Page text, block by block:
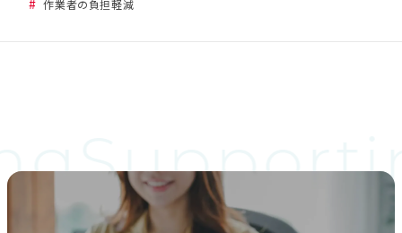
作業者の負担軽減